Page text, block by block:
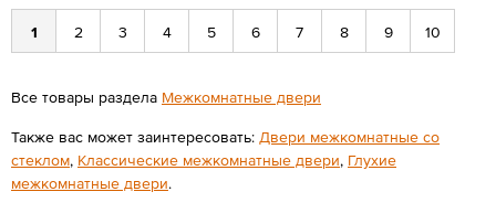
1 2 3 4 5 6 7 8 9 10
Все товары раздела Межкомнатные двери
Также вас может заинтересовать: Двери межкомнатные со
стеклом, Классические межкомнатные двери, Глухие
межкомнатные двери.